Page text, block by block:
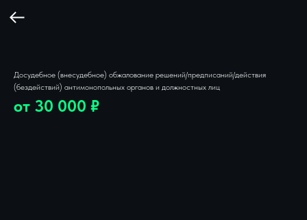
Досудебное (внесудебное) обжалование решений/предписаний/действия
(бездействий) антимонопольных органов и должностных лиц
от 30 000 ₽